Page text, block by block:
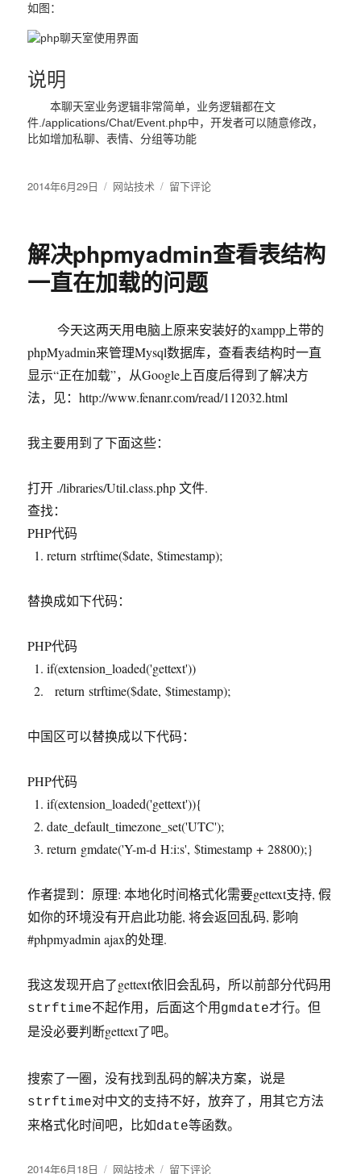
如图：
说明
本聊天室业务逻辑非常简单，业务逻辑都在文
件./applications/Chat/Event.php中，开发者可以随意修改，
比如增加私聊、表情、分组等功能
发
2014年6月29日
分
网站技术
于
室
框
架
chat
留下评论
解决phpmyadmin查看表结构
一直在加载的问题
今天这两天用电脑上原来安装好的xampp上带的
phpMyadmin来管理Mysql数据库，查看表结构时一直
显示“正在加载”，从Google上百度后得到了解决方
法，见：http://www.fenanr.com/read/112032.html
我主要用到了下面这些：
打开 ./libraries/Util.class.php 文件.
查找：
PHP代码
return strftime($date,$timestamp);
替换成如下代码：
PHP代码
if(extension_loaded('gettext'))
return strftime($date,$timestamp);
中国区可以替换成以下代码：
PHP代码
if(extension_loaded('gettext')){
date_default_timezone_set('UTC');
return gmdate('Y-m-d H:i:s',$timestamp + 28800);}
作者提到：原理: 本地化时间格式化需要gettext支持, 假
如你的环境没有开启此功能, 将会返回乱码, 影响
#phpmyadmin ajax的处理.
我这发现开启了gettext依旧会乱码，所以前部分代码用
strftime不起作用，后面这个用gmdate才行。但
是没必要判断gettext了吧。
搜索了一圈，没有找到乱码的解决方案，说是
strftime对中文的支持不好，放弃了，用其它方法
来格式化时间吧，比如date等函数。
发
2014年6月18日 分
网站技术 于
留下评论